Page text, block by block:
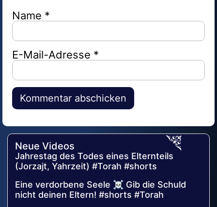
Name *
E-Mail-Adresse *
Alternative:
Neue Videos
Jahrestag des Todes eines Elternteils
(Jorzajt, Yahrzeit) #Torah #shorts
Eine verdorbene Seele ☠️ Gib die Schuld
nicht deinen Eltern! #shorts #Torah